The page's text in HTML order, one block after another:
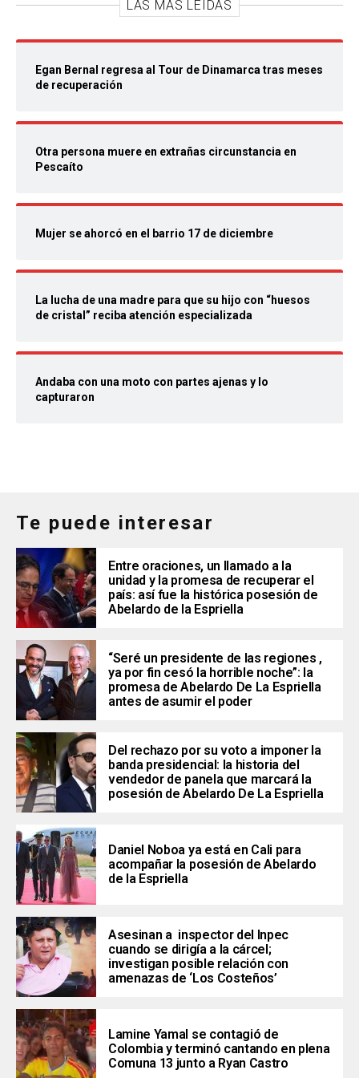
LAS MÁS LEIDAS
Egan Bernal regresa al Tour de Dinamarca tras meses
de recuperación
Otra persona muere en extrañas circunstancia en
Pescaíto
Mujer se ahorcó en el barrio 17 de diciembre
La lucha de una madre para que su hijo con “huesos
de cristal” reciba atención especializada
Andaba con una moto con partes ajenas y lo
capturaron
Te puede interesar
Entre oraciones, un llamado a la
unidad y la promesa de recuperar el
país: así fue la histórica posesión de
Abelardo de la Espriella
“Seré un presidente de las regiones ,
ya por fin cesó la horrible noche”: la
promesa de Abelardo De La Espriella
antes de asumir el poder
Del rechazo por su voto a imponer la
banda presidencial: la historia del
vendedor de panela que marcará la
posesión de Abelardo De La Espriella
Daniel Noboa ya está en Cali para
acompañar la posesión de Abelardo
de la Espriella
Asesinan a inspector del Inpec
cuando se dirigía a la cárcel;
investigan posible relación con
amenazas de ‘Los Costeños’
Lamine Yamal se contagió de
Colombia y terminó cantando en plena
Comuna 13 junto a Ryan Castro